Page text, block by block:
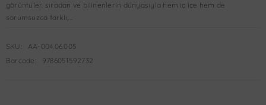
görüntüler. sıradan ve bilinenlerin dünyasıyla hem iç içe hem de
sorumsuzca farklı,...
SKU:
AA-004.06.005
Barcode:
9786051592732